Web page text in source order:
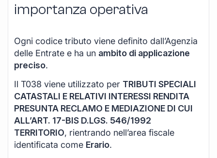
importanza operativa
Ogni codice tributo viene definito dall’Agenzia
delle Entrate e ha un ambito di applicazione
preciso.
Il T038 viene utilizzato per TRIBUTI SPECIALI
CATASTALI E RELATIVI INTERESSI RENDITA
PRESUNTA RECLAMO E MEDIAZIONE DI CUI
ALL’ART. 17-BIS D.LGS. 546/1992
TERRITORIO, rientrando nell’area fiscale
identificata come Erario.